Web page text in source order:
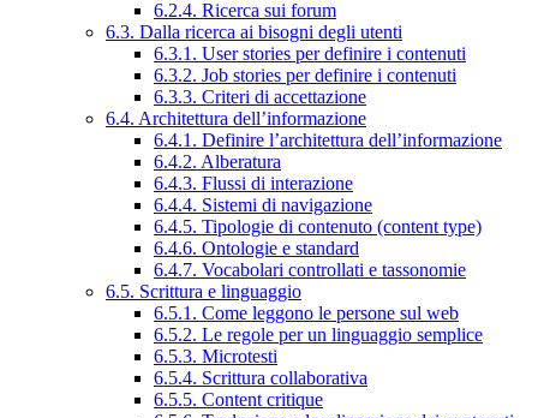
6.2.4. Ricerca sui forum
6.3. Dalla ricerca ai bisogni degli utenti
6.3.1. User stories per definire i contenuti
6.3.2. Job stories per definire i contenuti
6.3.3. Criteri di accettazione
6.4. Architettura dell’informazione
6.4.1. Definire l’architettura dell’informazione
6.4.2. Alberatura
6.4.3. Flussi di interazione
6.4.4. Sistemi di navigazione
6.4.5. Tipologie di contenuto (content type)
6.4.6. Ontologie e standard
6.4.7. Vocabolari controllati e tassonomie
6.5. Scrittura e linguaggio
6.5.1. Come leggono le persone sul web
6.5.2. Le regole per un linguaggio semplice
6.5.3. Microtesti
6.5.4. Scrittura collaborativa
6.5.5. Content critique